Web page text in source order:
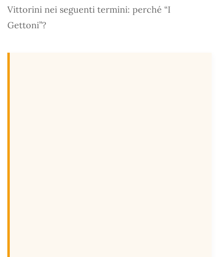
Vittorini nei seguenti termini: perché “I
Gettoni”?